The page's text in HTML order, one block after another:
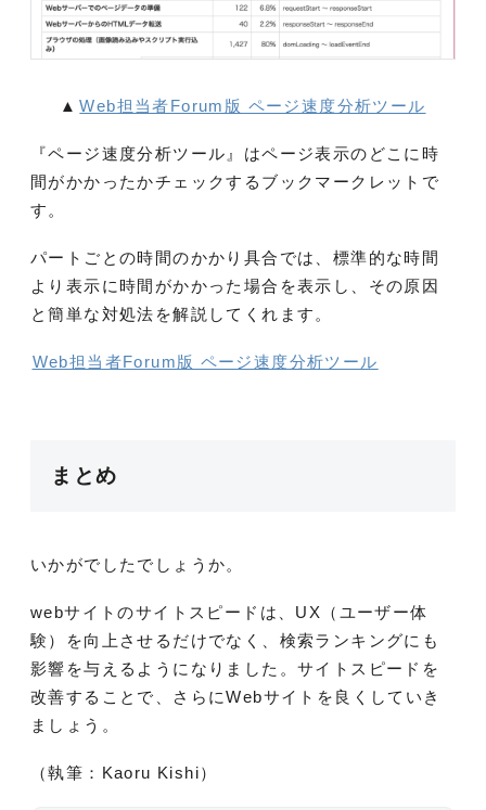
▲ Web担当者Forum版 ページ速度分析ツール
『ページ速度分析ツール』はページ表示のどこに時
間がかかったかチェックするブックマークレットで
す。
パートごとの時間のかかり具合では、標準的な時間
より表示に時間がかかった場合を表示し、その原因
と簡単な対処法を解説してくれます。
Web担当者Forum版 ページ速度分析ツール
まとめ
いかがでしたでしょうか。
webサイトのサイトスピードは、UX（ユーザー体
験）を向上させるだけでなく、検索ランキングにも
影響を与えるようになりました。サイトスピードを
改善することで、さらにWebサイトを良くしていき
ましょう。
（執筆：Kaoru Kishi）